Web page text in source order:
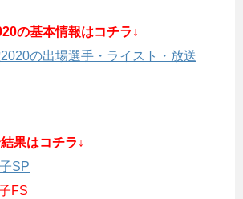
の基本情報はコチラ↓
の出場選手・ライスト・放送
果はコチラ↓
SP
FS